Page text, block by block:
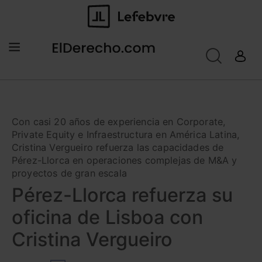
Con casi 20 años de experiencia en Corporate,
Private Equity e Infraestructura en América Latina,
Cristina Vergueiro refuerza las capacidades de
Pérez-Llorca en operaciones complejas de M&A y
proyectos de gran escala
Pérez-Llorca refuerza su
oficina de Lisboa con
Cristina Vergueiro